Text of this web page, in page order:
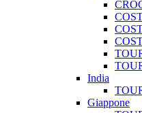
India
Giappone